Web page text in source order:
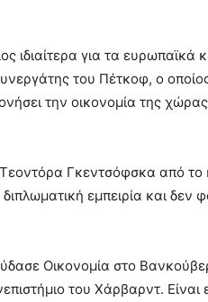
ιδιαίτερα για τα ευρωπαϊκά
του Πέτκοφ, ο
την οικονομία της
Γκεντσόφσκα από το
εμπειρία και δεν
Οικονομία στο
του Χάρβαρντ. Είναι